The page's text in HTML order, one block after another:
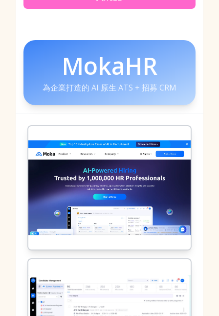
MokaHR
為企業打造的 AI 原生 ATS + 招募 CRM